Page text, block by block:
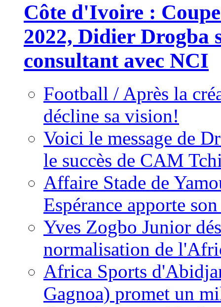
Côte d'Ivoire :
2022, Didier Drogba
consultant avec NCI
Football / Après la
décline sa vision!
Voici le message de
le succès de CAM
Affaire Stade de
Espérance apporte
Yves Zogbo Junior
normalisation de
Africa Sports
Gagnoa) promet un